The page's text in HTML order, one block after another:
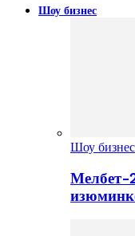
Шоу бизнес
Шоу бизнес
Мелбет-